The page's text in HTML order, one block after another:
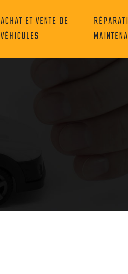
ACHAT ET VENTE DE
VÉHICULES